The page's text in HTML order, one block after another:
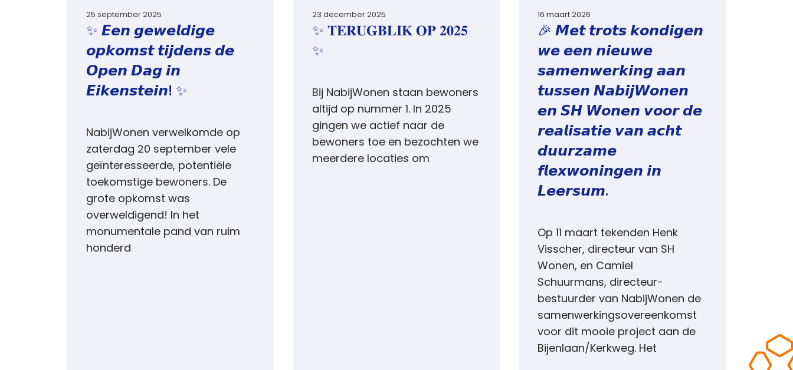
25 september 2025
✨ 𝙀𝙚𝙣 𝙜𝙚𝙬𝙚𝙡𝙙𝙞𝙜𝙚
𝙤𝙥𝙠𝙤𝙢𝙨𝙩 𝙩𝙞𝙟𝙙𝙚𝙣𝙨 𝙙𝙚
𝙊𝙥𝙚𝙣 𝘿𝙖𝙜 𝙞𝙣
𝙀𝙞𝙠𝙚𝙣𝙨𝙩𝙚𝙞𝙣! ✨
NabijWonen verwelkomde op
zaterdag 20 september vele
geïnteresseerde, potentiële
toekomstige bewoners. De
grote opkomst was
overweldigend! In het
monumentale pand van ruim
honderd
23 december 2025
✨ 𝐓𝐄𝐑𝐔𝐆𝐁𝐋𝐈𝐊 𝐎𝐏 𝟐𝟎𝟐𝟓
✨
Bij NabijWonen staan bewoners
altijd op nummer 1. In 2025
gingen we actief naar de
bewoners toe en bezochten we
meerdere locaties om
16 maart 2026
🎉 𝙈𝙚𝙩 𝙩𝙧𝙤𝙩𝙨 𝙠𝙤𝙣𝙙𝙞𝙜𝙚𝙣
𝙬𝙚 𝙚𝙚𝙣 𝙣𝙞𝙚𝙪𝙬𝙚
𝙨𝙖𝙢𝙚𝙣𝙬𝙚𝙧𝙠𝙞𝙣𝙜 𝙖𝙖𝙣
𝙩𝙪𝙨𝙨𝙚𝙣 𝙉𝙖𝙗𝙞𝙟𝙒𝙤𝙣𝙚𝙣
𝙚𝙣 𝙎𝙃 𝙒𝙤𝙣𝙚𝙣 𝙫𝙤𝙤𝙧 𝙙𝙚
𝙧𝙚𝙖𝙡𝙞𝙨𝙖𝙩𝙞𝙚 𝙫𝙖𝙣 𝙖𝙘𝙝𝙩
𝙙𝙪𝙪𝙧𝙯𝙖𝙢𝙚
𝙛𝙡𝙚𝙭𝙬𝙤𝙣𝙞𝙣𝙜𝙚𝙣 𝙞𝙣
𝙇𝙚𝙚𝙧𝙨𝙪𝙢.
Op 11 maart tekenden Henk
Visscher, directeur van SH
Wonen, en Camiel
Schuurmans, directeur-
bestuurder van NabijWonen de
samenwerkingsovereenkomst
voor dit mooie project aan de
Bijenlaan/Kerkweg. Het